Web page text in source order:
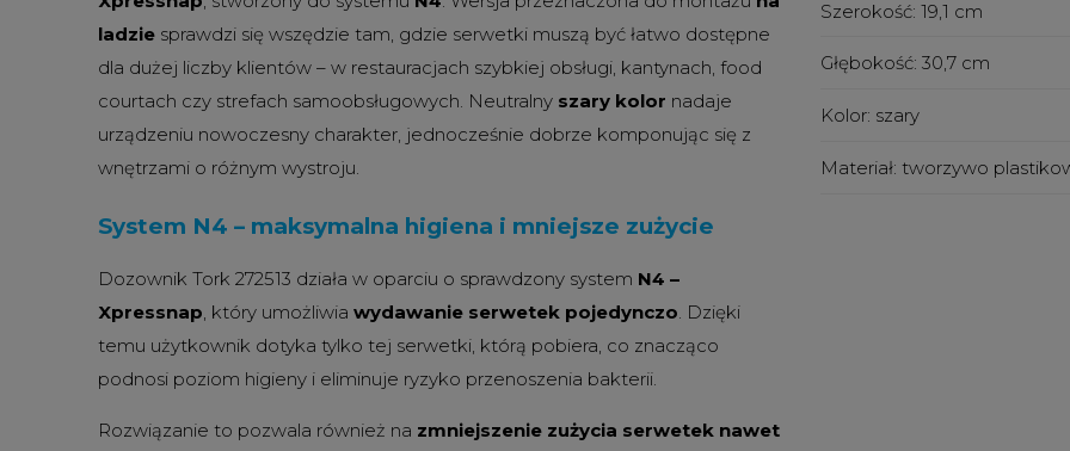
ladzie sprawdzi się wszędzie tam, gdzie serwetki muszą być łatwo dostępne
dla dużej liczby klientów – w restauracjach szybkiej obsługi, kantynach, food
courtach czy strefach samoobsługowych. Neutralny szary kolor nadaje
urządzeniu nowoczesny charakter, jednocześnie dobrze komponując się z
wnętrzami o różnym wystroju.
System N4 – maksymalna higiena i mniejsze zużycie
Dozownik Tork 272513 działa w oparciu o sprawdzony system N4 –
Xpressnap, który umożliwia wydawanie serwetek pojedynczo. Dzięki
temu użytkownik dotyka tylko tej serwetki, którą pobiera, co znacząco
podnosi poziom higieny i eliminuje ryzyko przenoszenia bakterii.
Rozwiązanie to pozwala również na zmniejszenie zużycia serwetek nawet
Szerokość: 19,1 cm
Głębokość: 30,7 cm
Kolor: szary
Materiał: tworzywo